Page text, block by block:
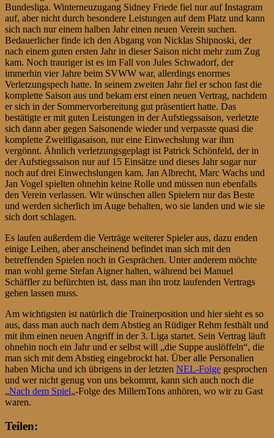
Bundesliga. Winterneuzugang Sidney Friede fiel nur auf Instagram
auf, aber nicht durch besondere Leistungen auf dem Platz und kann
sich nach nur einem halben Jahr einen neuen Verein suchen.
Bedauerlicher finde ich den Abgang von Nicklas Shipnoski, der
nach einem guten ersten Jahr in dieser Saison nicht mehr zum Zug
kam. Noch trauriger ist es im Fall von Jules Schwadorf, der
immerhin vier Jahre beim SVWW war, allerdings enormes
Verletzungspech hatte. In seinem zweiten Jahr fiel er schon fast die
komplette Saison aus und bekam erst einen neuen Vertrag, nachdem
er sich in der Sommervorbereitung gut präsentiert hatte. Das
bestätigte er mit guten Leistungen in der Aufstiegssaison, verletzte
sich dann aber gegen Saisonende wieder und verpasste quasi die
komplette Zweitligasaison, nur eine Einwechslung war ihm
vergönnt. Ähnlich verletzungsgeplagt ist Patrick Schönfeld, der in
der Aufstiegssaison nur auf 15 Einsätze und dieses Jahr sogar nur
noch auf drei Einwechslungen kam. Jan Albrecht, Marc Wachs und
Jan Vogel spielten ohnehin keine Rolle und müssen nun ebenfalls
den Verein verlassen. Wir wünschen allen Spielern nur das Beste
und werden sicherlich im Auge behalten, wo sie landen und wie sie
sich dort schlagen.
Es laufen außerdem die Verträge weiterer Spieler aus, dazu enden
einige Leihen, aber anscheinend befindet man sich mit den
betreffenden Spielen noch in Gesprächen. Unter anderem möchte
man wohl gerne Stefan Aigner halten, während bei Manuel
Schäffler zu befürchten ist, dass man ihn trotz laufenden Vertrags
gehen lassen muss.
Am wichtigsten ist natürlich die Trainerposition und hier sieht es so
aus, dass man auch nach dem Abstieg an Rüdiger Rehm festhält und
mit ihm einen neuen Angriff in der 3. Liga startet. Sein Vertrag läuft
ohnehin noch ein Jahr und er selbst will „die Suppe auslöffeln“, die
man sich mit dem Abstieg eingebrockt hat. Über alle Personalien
haben Micha und ich übrigens in der letzten NEL-Folge gesprochen
und wer nicht genug von uns bekommt, kann sich auch noch die
„Nach dem Spiel„-Folge des MillernTons anhören, wo wir zu Gast
waren.
Teilen: